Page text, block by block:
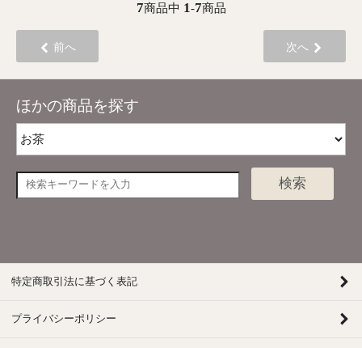
7商品中 1-7商品
前へ 次へ
ほかの商品を探す
検索
特定商取引法に基づく表記
プライバシーポリシー